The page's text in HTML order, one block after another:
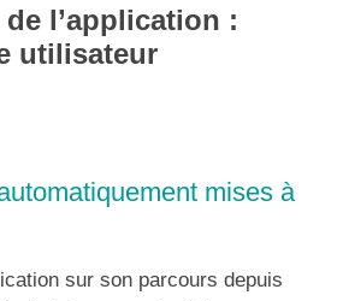
l’application :
utilisateur
mises à
sur son parcours depuis